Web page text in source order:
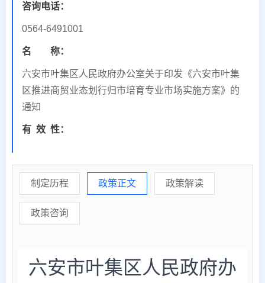
咨询电话：
0564-6491001
名 称：
六安市叶集区人民政府办公室关于印发《六安市叶集
区推进商贸业态划行归市培育专业市场实施方案》的
通知
有 效 性：
制定历程 政策正文 政策解读
政策咨询
六安市叶集区人民政府办